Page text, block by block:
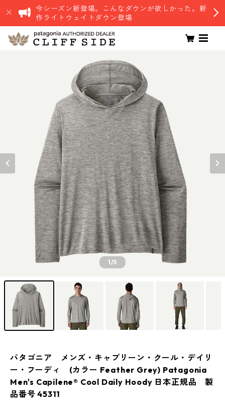
今シーズン新登場。こんなダウンが欲しかった。新
作ライトウェイトダウン登場
1/5
パタゴニア メンズ・キャプリーン・クール・デイリ
ー・フーディ (カラー Feather Grey) Patagonia
Men's Capilene® Cool Daily Hoody 日本正規品 製
品番号 45311